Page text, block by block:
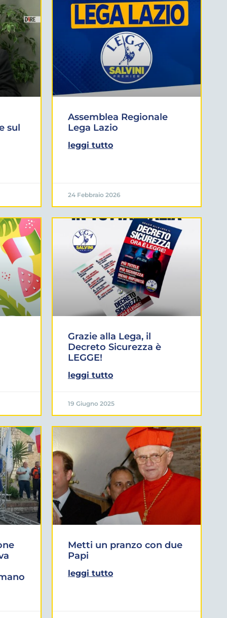
sul
Assemblea Regionale
Lega Lazio
leggi tutto
24 Febbraio 2026
Grazie alla Lega, il
Decreto Sicurezza è
LEGGE!
leggi tutto
19 Giugno 2025
Metti un pranzo con due
Papi
leggi tutto